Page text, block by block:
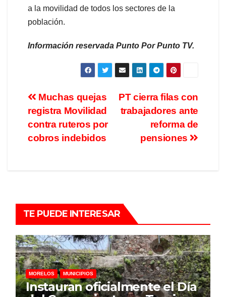
a la movilidad de todos los sectores de la
población.
Información reservada Punto Por Punto TV.
PT cierra filas con
trabajadores ante
reforma de
pensiones
Muchas quejas
registra Movilidad
contra ruteros por
cobros indebidos
TE PUEDE INTERESAR
MORELOS MUNICIPIOS
Instauran oficialmente el Día